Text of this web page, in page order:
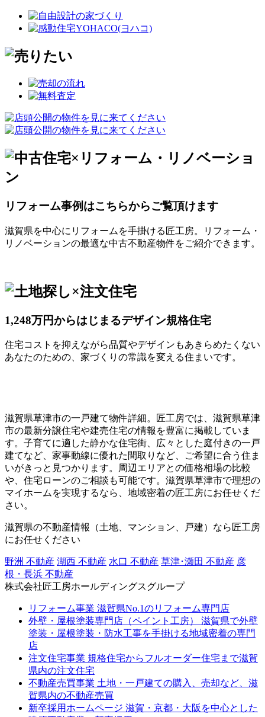
リフォーム事例はこちらからご覧頂けます
滋賀県を中心にリフォームを手掛ける匠工房。リフォーム・
リノベーションの最適な中古不動産物件をご紹介できます。
1,248万円からはじまるデザイン規格住宅
住宅コストを抑えながら品質やデザインもあきらめたくない
あなたのための、家づくりの常識を変える住まいです。
滋賀県草津市の一戸建て物件詳細。匠工房では、滋賀県草津
市の最新分譲住宅や建売住宅の情報を豊富に掲載していま
す。子育てに適した静かな住宅街、広々とした庭付きの一戸
建てなど、家事動線に優れた間取りなど、ご希望に合う住ま
いがきっと見つかります。周辺エリアとの価格相場の比較
や、住宅ローンのご相談も可能です。滋賀県草津市で理想の
マイホームを実現するなら、地域密着の匠工房にお任せくだ
さい。
滋賀県の不動産情報（土地、マンション、戸建）なら匠工房
にお任せください
野洲 不動産 湖西 不動産 水口 不動産 草津･瀬田 不動産 彦
根・長浜 不動産
株式会社匠工房ホールディングスグループ
リフォーム事業 滋賀県No.1のリフォーム専門店
外壁・屋根塗装専門店（ペイント工房）
滋賀県で外壁
塗装・屋根塗装・防水工事を手掛ける地域密着の専門
店
注文住宅事業 規格住宅からフルオーダー住宅まで滋賀
県内の注文住宅
不動産売買事業 土地・一戸建ての購入、売却など、滋
賀県内の不動産売買
新卒採用ホームページ 滋賀・京都・大阪を中心とした